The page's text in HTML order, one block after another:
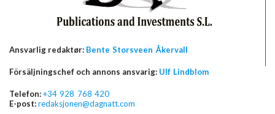
Ansvarlig redaktør: Bente Storsveen Åkervall
Försäljningschef och annons ansvarig: Ulf Lindblom
Telefon:+34 928 768 420
E-post:redaksjonen@dagnatt.com